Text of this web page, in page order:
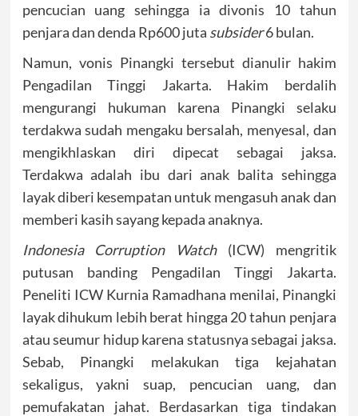
pencucian uang sehingga ia divonis 10 tahun
penjara dan denda Rp600 juta subsider6 bulan.
Namun, vonis Pinangki tersebut dianulir hakim
Pengadilan Tinggi Jakarta. Hakim berdalih
mengurangi hukuman karena Pinangki selaku
terdakwa sudah mengaku bersalah, menyesal, dan
mengikhlaskan diri dipecat sebagai jaksa.
Terdakwa adalah ibu dari anak balita sehingga
layak diberi kesempatan untuk mengasuh anak dan
memberi kasih sayang kepada anaknya.
Indonesia Corruption Watch(ICW) mengritik
putusan banding Pengadilan Tinggi Jakarta.
Peneliti ICW Kurnia Ramadhana menilai, Pinangki
layak dihukum lebih berat hingga 20 tahun penjara
atau seumur hidup karena statusnya sebagai jaksa.
Sebab, Pinangki melakukan tiga kejahatan
sekaligus, yakni suap, pencucian uang, dan
pemufakatan jahat. Berdasarkan tiga tindakan